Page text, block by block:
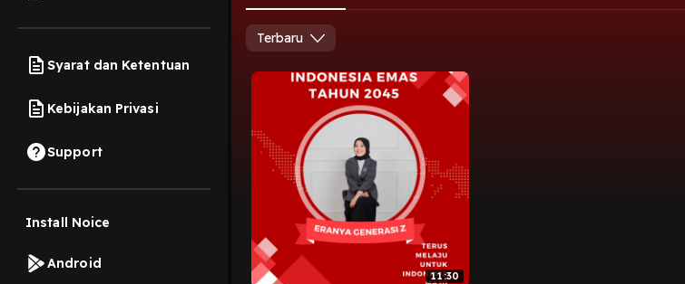
Syarat dan Ketentuan
Kebijakan Privasi
Support
Install Noice
Android
Terbaru
11:30